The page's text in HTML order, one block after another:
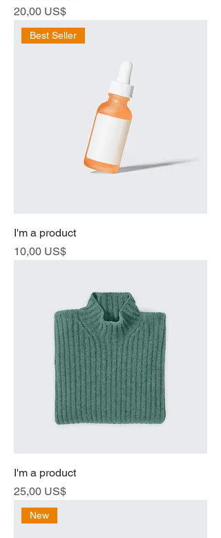
Cena
20,00 US$
Best Seller
I'm a product
Cena
10,00 US$
I'm a product
Cena
25,00 US$
New